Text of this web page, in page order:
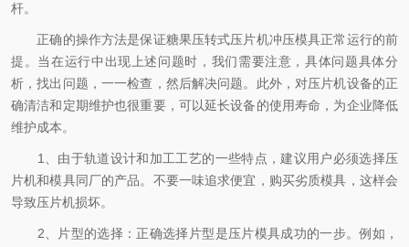
杆。
正确的操作方法是保证糖果压转式压片机冲压模具正常运行的前
提。当在运行中出现上述问题时，我们需要注意，具体问题具体分
析，找出问题，一一检查，然后解决问题。此外，对压片机设备的正
确清洁和定期维护也很重要，可以延长设备的使用寿命，为企业降低
维护成本。
1、由于轨道设计和加工工艺的一些特点，建议用户必须选择压
片机和模具同厂的产品。不要一味追求便宜，购买劣质模具，这样会
导致压片机损坏。
2、片型的选择：正确选择片型是压片模具成功的一步。例如，